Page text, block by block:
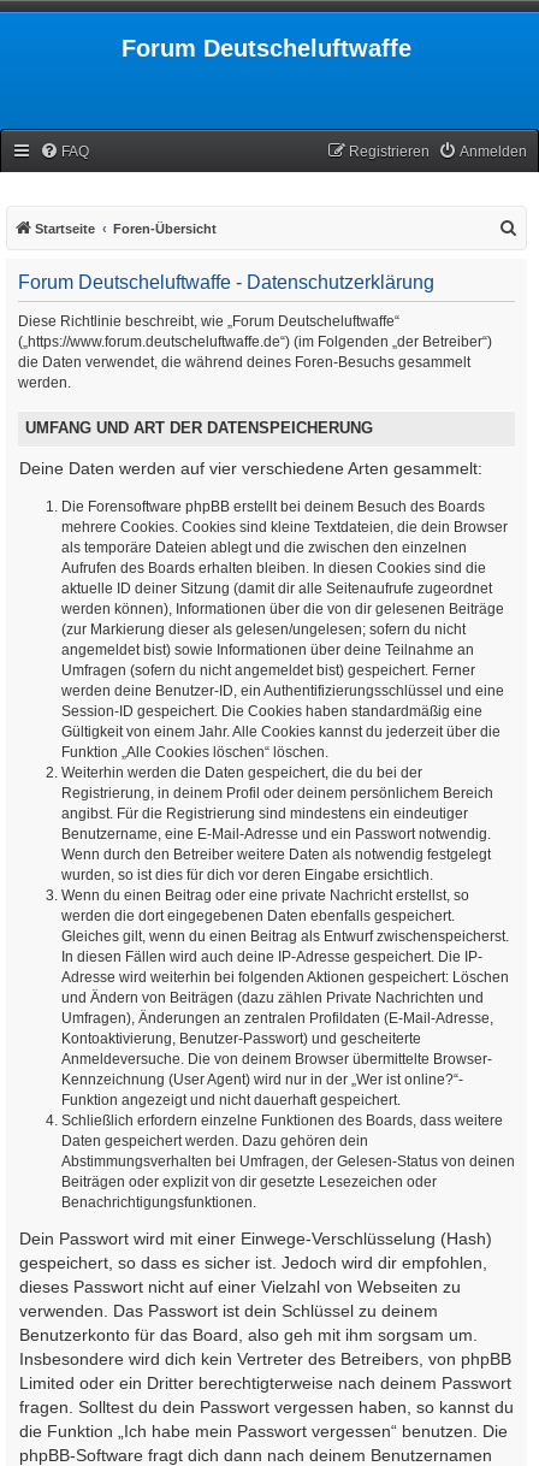
Forum Deutscheluftwaffe
FAQ Anmelden
Registrieren
Startseite Foren-Übersicht
Forum Deutscheluftwaffe - Datenschutzerklärung
Diese Richtlinie beschreibt, wie „Forum Deutscheluftwaffe“
(„https://www.forum.deutscheluftwaffe.de“) (im Folgenden „der Betreiber“)
die Daten verwendet, die während deines Foren-Besuchs gesammelt
werden.
UMFANG UND ART DER DATENSPEICHERUNG
Deine Daten werden auf vier verschiedene Arten gesammelt:
Die Forensoftware phpBB erstellt bei deinem Besuch des Boards
mehrere Cookies. Cookies sind kleine Textdateien, die dein Browser
als temporäre Dateien ablegt und die zwischen den einzelnen
Aufrufen des Boards erhalten bleiben. In diesen Cookies sind die
aktuelle ID deiner Sitzung (damit dir alle Seitenaufrufe zugeordnet
werden können), Informationen über die von dir gelesenen Beiträge
(zur Markierung dieser als gelesen/ungelesen; sofern du nicht
angemeldet bist) sowie Informationen über deine Teilnahme an
Umfragen (sofern du nicht angemeldet bist) gespeichert. Ferner
werden deine Benutzer-ID, ein Authentifizierungsschlüssel und eine
Session-ID gespeichert. Die Cookies haben standardmäßig eine
Gültigkeit von einem Jahr. Alle Cookies kannst du jederzeit über die
Funktion „Alle Cookies löschen“ löschen.
Weiterhin werden die Daten gespeichert, die du bei der
Registrierung, in deinem Profil oder deinem persönlichem Bereich
angibst. Für die Registrierung sind mindestens ein eindeutiger
Benutzername, eine E-Mail-Adresse und ein Passwort notwendig.
Wenn durch den Betreiber weitere Daten als notwendig festgelegt
wurden, so ist dies für dich vor deren Eingabe ersichtlich.
Wenn du einen Beitrag oder eine private Nachricht erstellst, so
werden die dort eingegebenen Daten ebenfalls gespeichert.
Gleiches gilt, wenn du einen Beitrag als Entwurf zwischenspeicherst.
In diesen Fällen wird auch deine IP-Adresse gespeichert. Die IP-
Adresse wird weiterhin bei folgenden Aktionen gespeichert: Löschen
und Ändern von Beiträgen (dazu zählen Private Nachrichten und
Umfragen), Änderungen an zentralen Profildaten (E-Mail-Adresse,
Kontoaktivierung, Benutzer-Passwort) und gescheiterte
Anmeldeversuche. Die von deinem Browser übermittelte Browser-
Kennzeichnung (User Agent) wird nur in der „Wer ist online?“-
Funktion angezeigt und nicht dauerhaft gespeichert.
Schließlich erfordern einzelne Funktionen des Boards, dass weitere
Daten gespeichert werden. Dazu gehören dein
Abstimmungsverhalten bei Umfragen, der Gelesen-Status von deinen
Beiträgen oder explizit von dir gesetzte Lesezeichen oder
Benachrichtigungsfunktionen.
Dein Passwort wird mit einer Einwege-Verschlüsselung (Hash)
gespeichert, so dass es sicher ist. Jedoch wird dir empfohlen,
dieses Passwort nicht auf einer Vielzahl von Webseiten zu
verwenden. Das Passwort ist dein Schlüssel zu deinem
Benutzerkonto für das Board, also geh mit ihm sorgsam um.
Insbesondere wird dich kein Vertreter des Betreibers, von phpBB
Limited oder ein Dritter berechtigterweise nach deinem Passwort
fragen. Solltest du dein Passwort vergessen haben, so kannst du
die Funktion „Ich habe mein Passwort vergessen“ benutzen. Die
phpBB-Software fragt dich dann nach deinem Benutzernamen